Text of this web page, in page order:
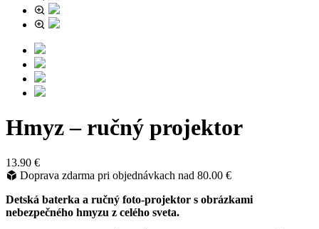
Hmyz – ručný projektor
13.90 €
Doprava zdarma pri objednávkach nad 80.00 €
Detská baterka a ručný foto-projektor s obrázkami
nebezpečného hmyzu z celého sveta.